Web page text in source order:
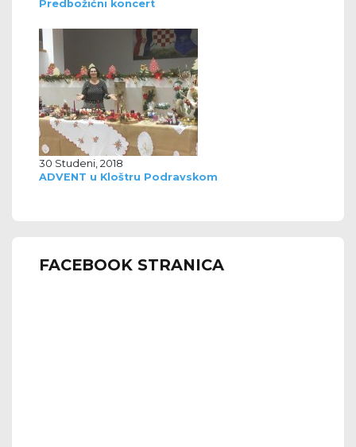
Predbožićni koncert
30 Studeni, 2018
ADVENT u Kloštru Podravskom
FACEBOOK STRANICA